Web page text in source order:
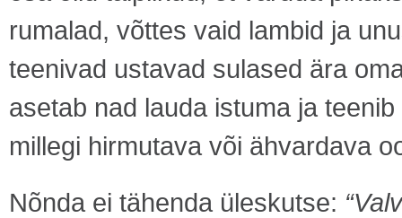
rumalad, võttes vaid lambid ja
teenivad ustavad sulased ära
asetab nad lauda istuma ja
millegi hirmutava või ähvardava
Nõnda ei tähenda üleskutse: